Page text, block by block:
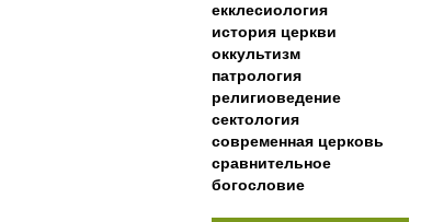
екклесиология
история церкви
оккультизм
патрология
религиоведение
сектология
современная церковь
сравнительное
богословие